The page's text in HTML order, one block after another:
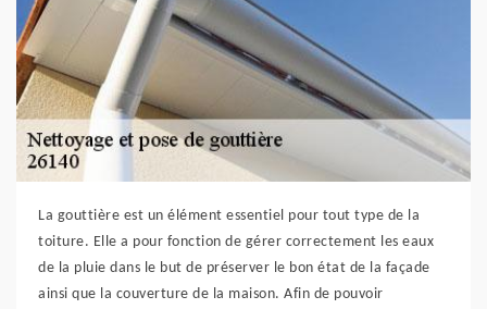
La gouttière est un élément essentiel pour tout type de la
toiture. Elle a pour fonction de gérer correctement les eaux
de la pluie dans le but de préserver le bon état de la façade
ainsi que la couverture de la maison. Afin de pouvoir